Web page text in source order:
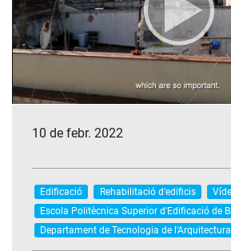
10 de febr. 2022
Edificació Rehabilitació d’edificis
Escola Politècnica Superior d'Edificació de
Departament de Tecnologia de l'Arquitectura